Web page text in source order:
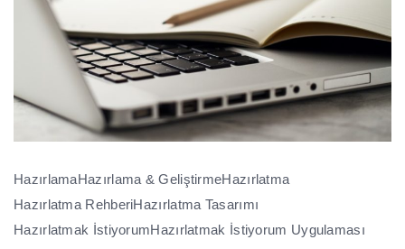
HazırlamaHazırlama & GeliştirmeHazırlatma
Hazırlatma RehberiHazırlatma Tasarımı
Hazırlatmak İstiyorumHazırlatmak İstiyorum Uygulaması